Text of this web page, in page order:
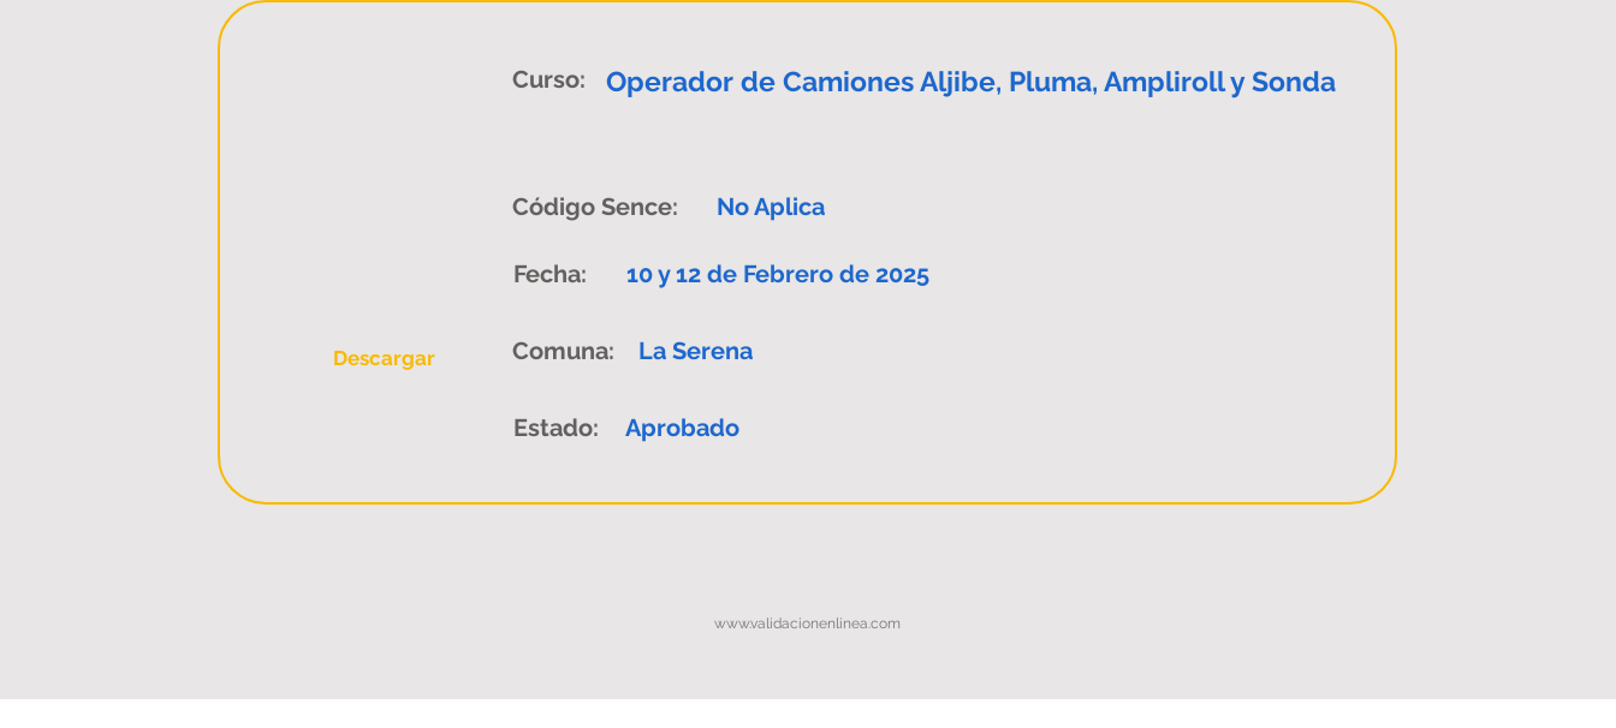
Curso: Operador de Camiones Aljibe, Pluma, Ampliroll y Sonda
Código Sence: No Aplica
Fecha: 10 y 12 de Febrero de 2025
Descargar Comuna: La Serena
Estado: Aprobado
www.validacionenlinea.com